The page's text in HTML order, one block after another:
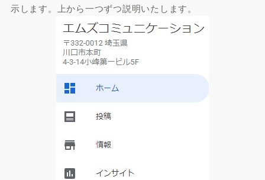
示します。上から一つずつ説明いたします。